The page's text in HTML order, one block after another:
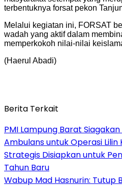
terbentuknya forsat pekon
Melalui kegiatan ini, FORSAT
wadah yang aktif dalam
memperkokoh nilai-nilai
(Haerul Abadi)
Berita Terkait
PMI Lampung Barat
Ambulans untuk Operasi
Strategis Disiapkan untuk
Tahun Baru
Wabup Mad Hasnurin: Tutup